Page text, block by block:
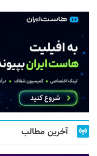
آخرین مطالب